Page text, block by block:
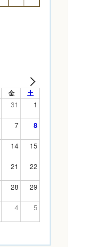
金 土
31 1
7 8
14 15
21 22
28 29
4 5